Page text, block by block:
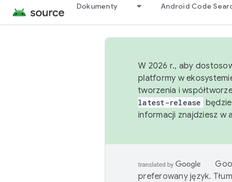
Dokumenty Android Code
W 2026 r., aby
platformy w
tworzenia i
latest-release
informacji znajdziesz w
preferowany język.